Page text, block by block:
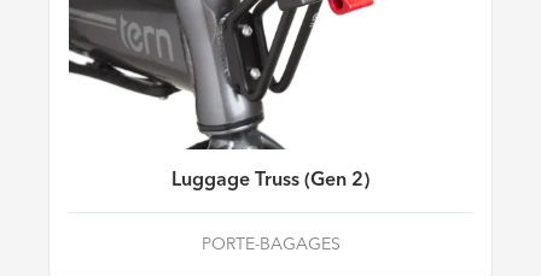
Luggage Truss (Gen 2)
PORTE-BAGAGES